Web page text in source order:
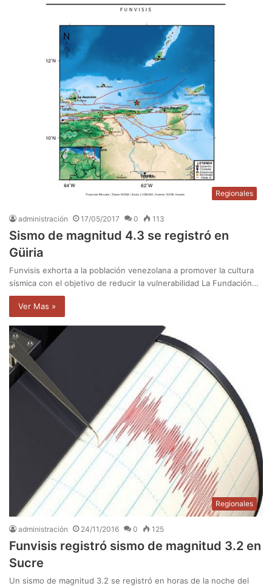
Regionales
administración 17/05/2017 0 113
Sismo de magnitud 4.3 se registró en
Güiria
Funvisis exhorta a la población venezolana a promover la cultura
sísmica con el objetivo de reducir la vulnerabilidad La Fundación…
Ver Mas »
Regionales
administración 24/11/2016 0 125
Funvisis registró sismo de magnitud 3.2 en
Sucre
Un sismo de magnitud 3.2 se registró en horas de la noche del